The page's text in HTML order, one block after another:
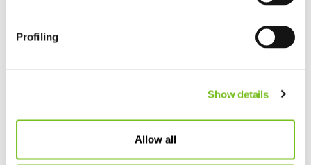
Profiling
Show details
Allow all
VSCA